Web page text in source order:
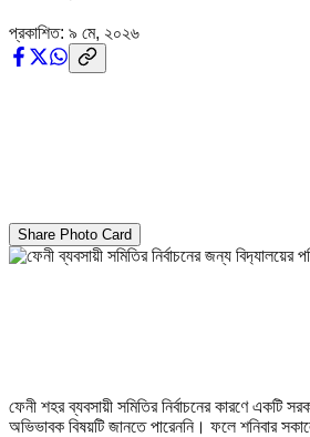
প্রকাশিত: ৯ মে, ২০২৬
Share Photo Card
ফেনী শহর ব্যবসায়ী সমিতির নির্বাচনের কারণে একটি
অভিভাবক বিষয়টি জানতে পারেননি। ফলে শনিবার